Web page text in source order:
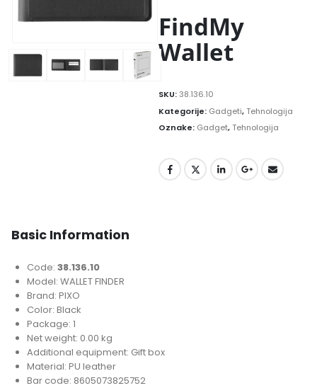
FindMy
Wallet
SKU:38.136.10
Kategorije: Gadgeti,Tehnologija
Oznake: Gadget,Tehnologija
Basic Information
Code:38.136.10
Model: WALLET FINDER
Brand: PIXO
Color: Black
Package: 1
Net weight: 0.00 kg
Additional equipment: Gift box
Material: PU leather
Bar code: 8605073825752